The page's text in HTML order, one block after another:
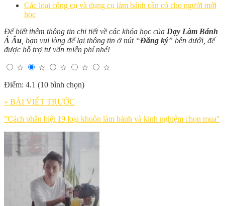
Các loại công cụ và dụng cụ làm bánh cần có cho người mới
học
Để biết thêm thông tin chi tiết về các khóa học của Dạy Làm Bánh
Á Âu , bạn vui lòng để lại thông tin ở nút “Đăng ký” bên dưới, để
được hỗ trợ tư vấn miễn phí nhé!
☆ ☆ ☆ ☆
☆
Điểm: 4.1 (10 bình chọn)
« BÀI VIẾT TRƯỚC
"Cách phân biệt 19 loại khuôn làm bánh và kinh nghiệm chọn mua"